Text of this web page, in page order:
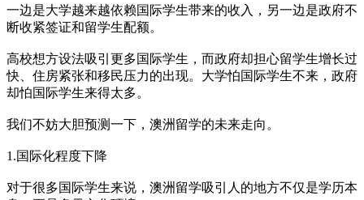
一边是大学越来越依赖国际学生带来的收入，另一边是政府不
断收紧签证和留学生配额。
高校想方设法吸引更多国际学生，而政府却担心留学生增长过
快、住房紧张和移民压力的出现。大学怕国际学生不来，政府
却怕国际学生来得太多。
我们不妨大胆预测一下，澳洲留学的未来走向。
1.国际化程度下降
对于很多国际学生来说，澳洲留学吸引人的地方不仅是学历本